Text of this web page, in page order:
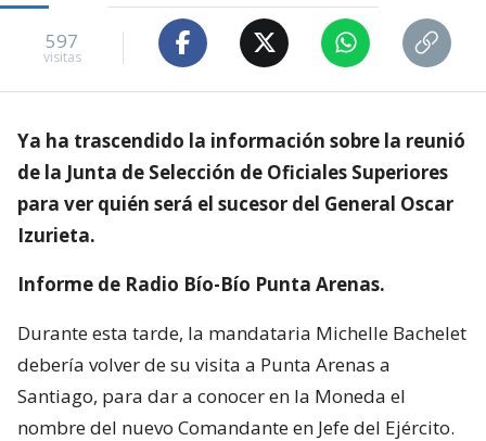
597
visitas
Ya ha trascendido la información sobre la reunió
de la Junta de Selección de Oficiales Superiores
para ver quién será el sucesor del General Oscar
Izurieta.
Informe de Radio Bío-Bío Punta Arenas.
Durante esta tarde, la mandataria Michelle Bachelet
debería volver de su visita a Punta Arenas a
Santiago, para dar a conocer en la Moneda el
nombre del nuevo Comandante en Jefe del Ejército.